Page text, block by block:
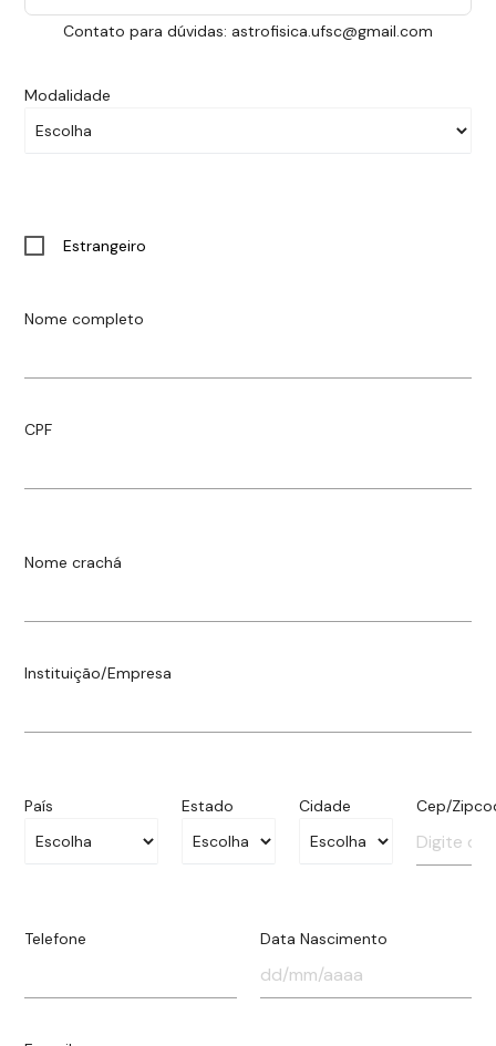
Contato para dúvidas: astrofisica.ufsc@gmail.com
Modalidade
Estrangeiro
Nome completo
CPF
Nome crachá
Instituição/Empresa
País Estado Cidade Cep/
Telefone Data Nascimento